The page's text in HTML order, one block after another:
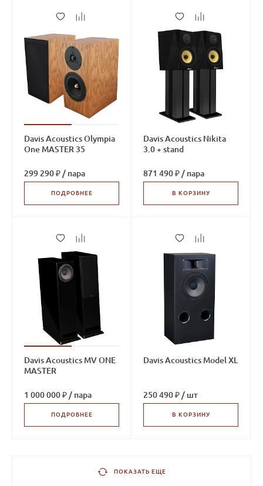
Davis Acoustics Olympia
One MASTER 35
299 290 ₽ / пара
ПОДРОБНЕЕ
Davis Acoustics Nikita
3.0 + stand
871 490 ₽ / пара
В КОРЗИНУ
Davis Acoustics MV ONE
MASTER
1 000 000 ₽ / пара
ПОДРОБНЕЕ
Davis Acoustics Model XL
250 490 ₽ / шт
В КОРЗИНУ
ПОКАЗАТЬ ЕЩЕ